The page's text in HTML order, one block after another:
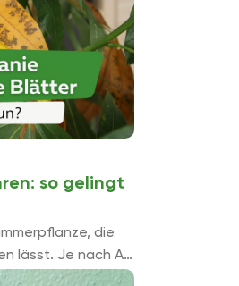
so gelingt
die
lässt. Je nach Art
Möglichkeiten,